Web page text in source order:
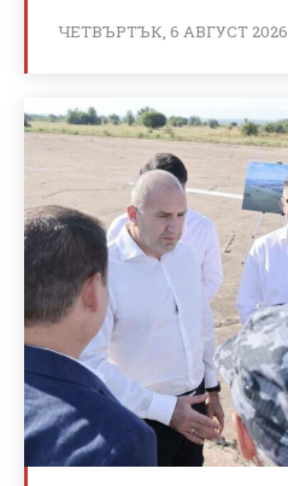
ЧЕТВЪРТЪК, 6 АВГУСТ 2026